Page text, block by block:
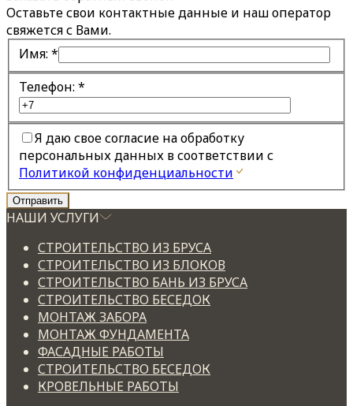
Оставьте свои контактные данные и наш оператор
свяжется с Вами.
Имя: *
Телефон: *
Я даю свое согласие на обработку
персональных данных в соответствии с
Политикой конфиденциальности
НАШИ УСЛУГИ
СТРОИТЕЛЬСТВО ИЗ БРУСА
СТРОИТЕЛЬСТВО ИЗ БЛОКОВ
СТРОИТЕЛЬСТВО БАНЬ ИЗ БРУСА
СТРОИТЕЛЬСТВО БЕСЕДОК
МОНТАЖ ЗАБОРА
МОНТАЖ ФУНДАМЕНТА
ФАСАДНЫЕ РАБОТЫ
СТРОИТЕЛЬСТВО БЕСЕДОК
КРОВЕЛЬНЫЕ РАБОТЫ